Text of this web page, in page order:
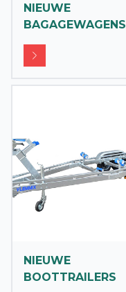
NIEUWE
BAGAGEWAGENS
NIEUWE
BOOTTRAILERS